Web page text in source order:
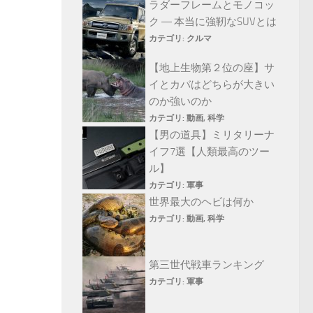
ラダーフレームとモノコッ
ク ― 本当に強靭なSUVとは
カテゴリ: クルマ
【地上生物第２位の座】サ
イとカバはどちらが大きい
のか強いのか
カテゴリ: 動画, 科学
【男の道具】ミリタリーナ
イフ7選【人類最高のツー
ル】
カテゴリ: 軍事
世界最大のヘビは何か
カテゴリ: 動画, 科学
第三世代戦車ランキング
カテゴリ: 軍事